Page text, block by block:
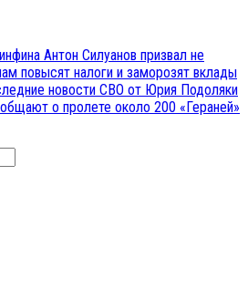
Антон Силуанов призвал не
повысят налоги и заморозят вклады
новости СВО от Юрия Подоляки
о пролете около 200 «Гераней»